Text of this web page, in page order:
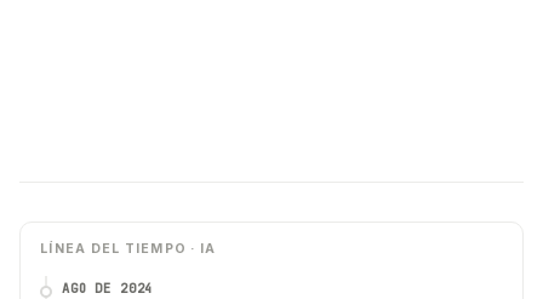
LÍNEA DEL TIEMPO · IA
AGO DE 2024